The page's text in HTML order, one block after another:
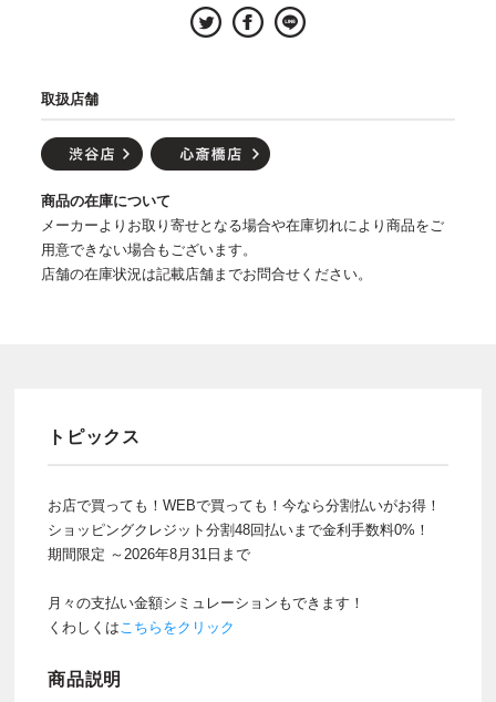
取扱店舗
商品の在庫について
メーカーよりお取り寄せとなる場合や在庫切れにより商品をご
用意できない場合もございます。
店舗の在庫状況は記載店舗までお問合せください。
トピックス
お店で買っても！WEBで買っても！今なら分割払いがお得！
ショッピングクレジット分割48回払いまで金利手数料0%！
期間限定 ～2026年8月31日まで
月々の支払い金額シミュレーションもできます！
くわしくはこちらをクリック
商品説明